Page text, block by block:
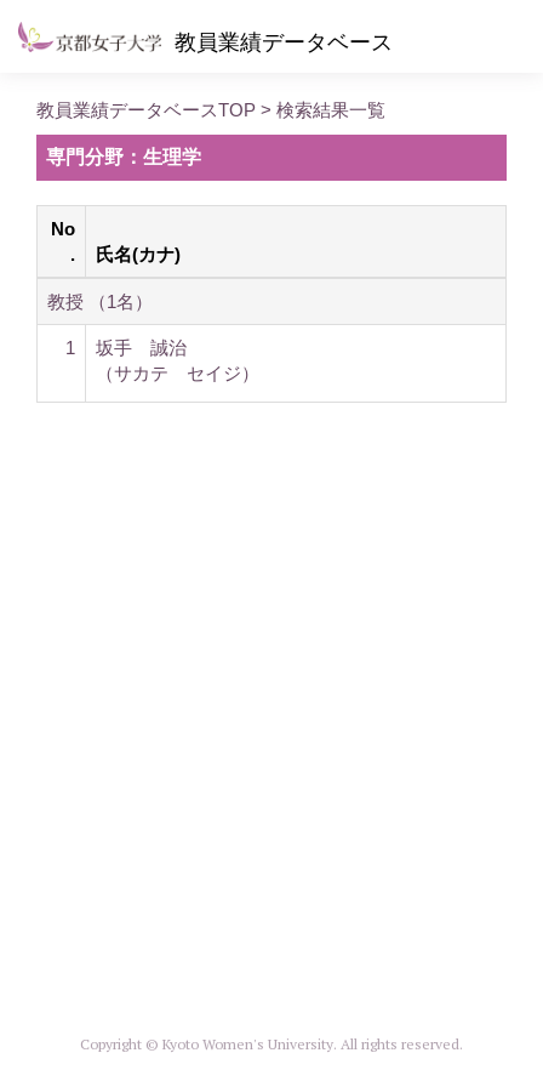
教員業績データベース
教員業績データベースTOP > 検索結果一覧
専門分野：生理学
No
.
氏名(カナ)
教授 （1名）
1
坂手 誠治
（サカテ セイジ）
Copyright © Kyoto Women's University. All rights reserved.